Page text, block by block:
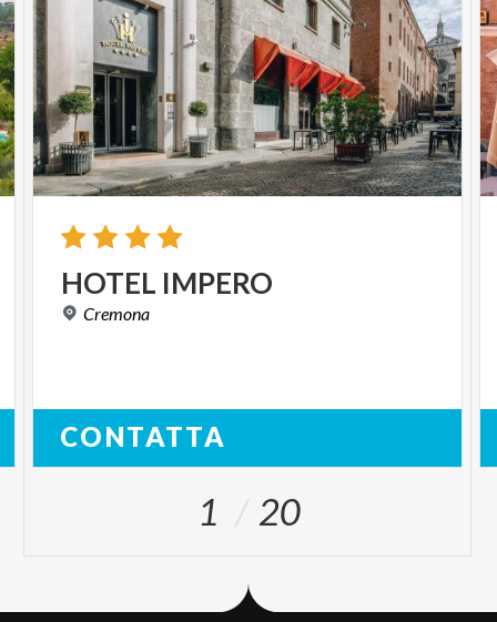
HOTEL IMPERO
Cremona
CONTATTA
1 20